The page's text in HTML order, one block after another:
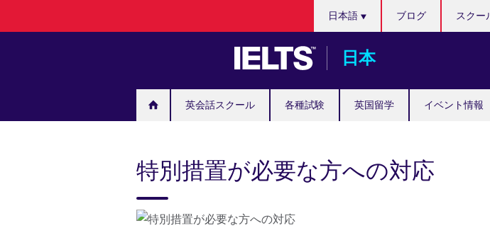
日本
英会話スクール 各種試験 英国留学 イベント情報
Languages
日本語 ブログ スクー
特別措置が必要な方への対応